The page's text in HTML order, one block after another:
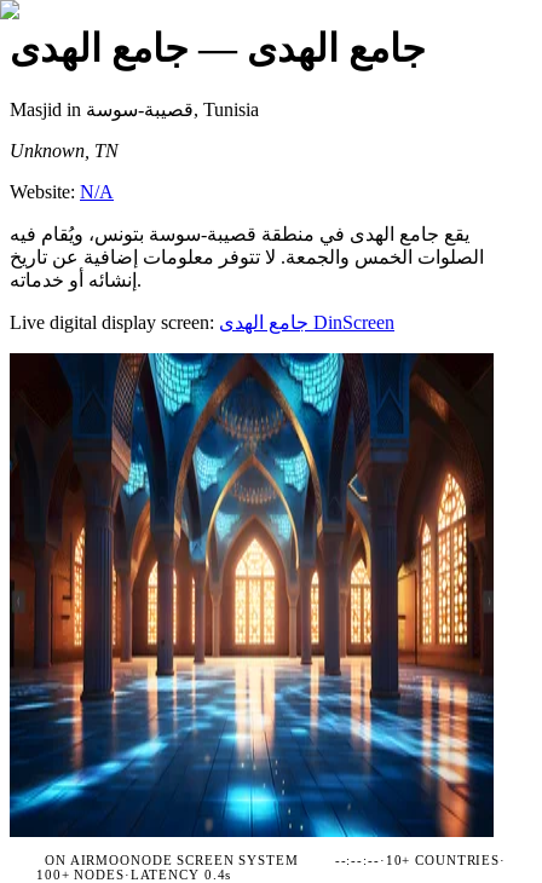
جامع الهدى — جامع الهدى
Masjid
in قصيبة-سوسة, Tunisia
Unknown, TN
Website: N/A
يقع جامع الهدى في منطقة قصيبة-سوسة بتونس، ويُقام فيه
الصلوات الخمس والجمعة. لا تتوفر معلومات إضافية عن تاريخ
إنشائه أو خدماته.
Live digital display screen: جامع الهدى DinScreen
ON AIRMOONODE SCREEN SYSTEM --:--:--· 10+ COUNTRIES·
100+ NODES·LATENCY 0.4s